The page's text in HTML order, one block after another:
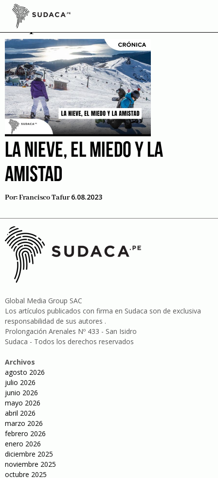
Skip
contentSuperación
LA NIEVE, EL MIEDO Y LA
AMISTAD
Por:Francisco Tafur 6.08.2023
Global Media Group SAC
Los artículos publicados con firma en Sudaca son de exclusiva
responsabilidad de sus autores .
Prolongación Arenales Nº 433 - San Isidro
Sudaca - Todos los derechos reservados
Archivos
agosto 2026
julio 2026
junio 2026
mayo 2026
abril 2026
marzo 2026
febrero 2026
enero 2026
diciembre 2025
noviembre 2025
octubre 2025